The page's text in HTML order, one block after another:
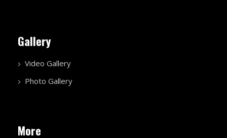
Gallery
Video Gallery
Photo Gallery
More